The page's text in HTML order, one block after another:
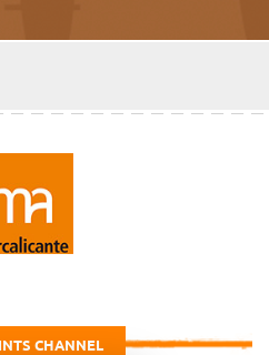
CHANNEL